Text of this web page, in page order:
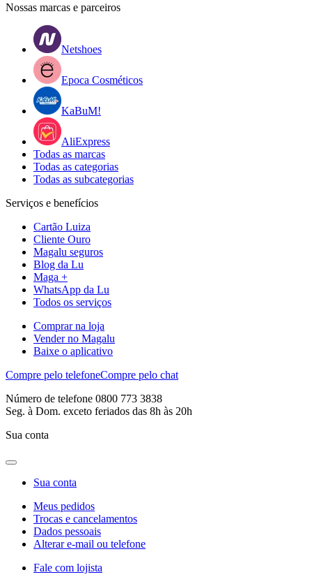
Nossas marcas e parceiros
Netshoes
Epoca Cosméticos
KaBuM!
AliExpress
Todas as marcas
Todas as categorias
Todas as subcategorias
Serviços e benefícios
Cartão Luiza
Cliente Ouro
Magalu seguros
Blog da Lu
Maga +
WhatsApp da Lu
Todos os serviços
Comprar na loja
Vender no Magalu
Baixe o aplicativo
Compre pelo telefoneCompre pelo chat
Número de telefone 0800 773 3838
Seg. à Dom. exceto feriados das 8h às 20h
Sua conta
Sua conta
Meus pedidos
Trocas e cancelamentos
Dados pessoais
Alterar e-mail ou telefone
Fale com lojista